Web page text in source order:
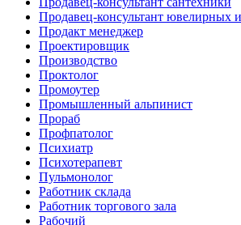
Продавец-консультант ювелирных
Продакт менеджер
Проектировщик
Производство
Проктолог
Промоутер
Промышленный альпинист
Прораб
Профпатолог
Психиатр
Психотерапевт
Пульмонолог
Работник склада
Работник торгового зала
Рабочий